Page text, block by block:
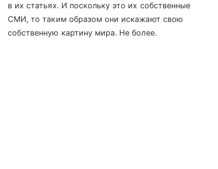
в их статьях. И поскольку это их собственные
СМИ, то таким образом они искажают свою
собственную картину мира. Не более.